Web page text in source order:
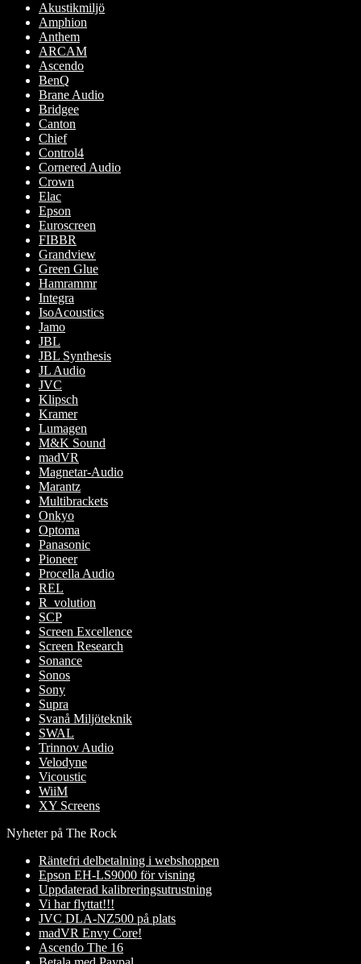
Akustikmiljö
Amphion
Anthem
ARCAM
Ascendo
BenQ
Brane Audio
Bridgee
Canton
Chief
Control4
Cornered Audio
Crown
Elac
Epson
Euroscreen
FIBBR
Grandview
Green Glue
Hamrammr
Integra
IsoAcoustics
Jamo
JBL
JBL Synthesis
JL Audio
JVC
Klipsch
Kramer
Lumagen
M&K Sound
madVR
Magnetar-Audio
Marantz
Multibrackets
Onkyo
Optoma
Panasonic
Pioneer
Procella Audio
REL
R_volution
SCP
Screen Excellence
Screen Research
Sonance
Sonos
Sony
Supra
Svanå Miljöteknik
SWAL
Trinnov Audio
Velodyne
Vicoustic
WiiM
XY Screens
Nyheter på The Rock
Räntefri delbetalning i webshoppen
Epson EH-LS9000 för visning
Uppdaterad kalibreringsutrustning
Vi har flyttat!!!
JVC DLA-NZ500 på plats
madVR Envy Core!
Ascendo The 16